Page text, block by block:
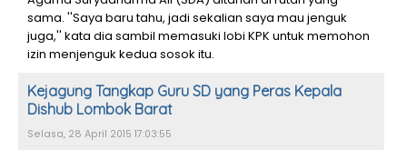
sama. ''Saya baru tahu, jadi sekalian saya mau jenguk
juga,'' kata dia sambil memasuki lobi KPK untuk memohon
izin menjenguk kedua sosok itu.
Kejagung Tangkap Guru SD yang Peras Kepala
Dishub Lombok Barat
Selasa, 28 April 2015 17:03:55